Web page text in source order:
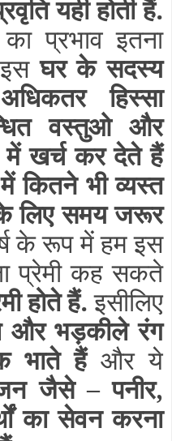
यही होती हैं.
प्रभाव इतना
इसघर के सदस्य
हिस्सा
वस्तुओ और
में खर्च कर देते हैं
कितने भी व्यस्त
लिए समय जरूर
के रूप में हम इस
प्रेमी कह सकते
होते हैं.इसीलिए
और भड़कीले रंग
भाते हैंऔर ये
जैसे – पनीर,
का सेवन करना